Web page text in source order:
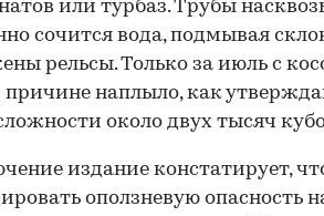
или турбаз. Трубы
сочится вода, подмывая
рельсы. Только за июль с
причине наплыло, как
около двух тысяч
издание констатирует,
оползневую опасность